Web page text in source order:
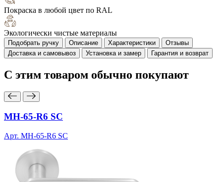
Покраска в любой цвет по RAL
Экологически чистые материалы
Подобрать ручку Описание Характеристики
Отзывы
Доставка и самовывоз
Установка и замер Гарантия и возврат
С этим товаром обычно покупают
MH-65-R6 SC
Арт. MH-65-R6 SC